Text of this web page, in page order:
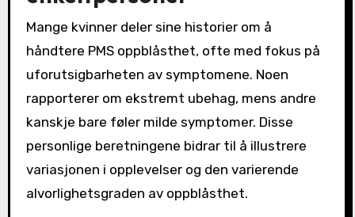
Mange kvinner deler sine historier om å
håndtere PMS oppblåsthet, ofte med fokus på
uforutsigbarheten av symptomene. Noen
rapporterer om ekstremt ubehag, mens andre
kanskje bare føler milde symptomer. Disse
personlige beretningene bidrar til å illustrere
variasjonen i opplevelser og den varierende
alvorlighetsgraden av oppblåsthet.